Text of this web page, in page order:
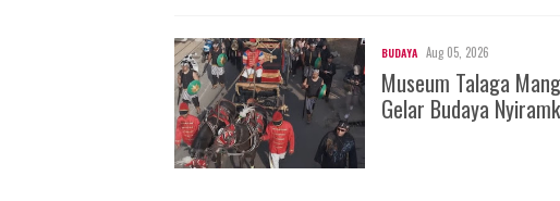
BUDAYA Aug 05, 2026
Museum Talaga
Gelar Budaya